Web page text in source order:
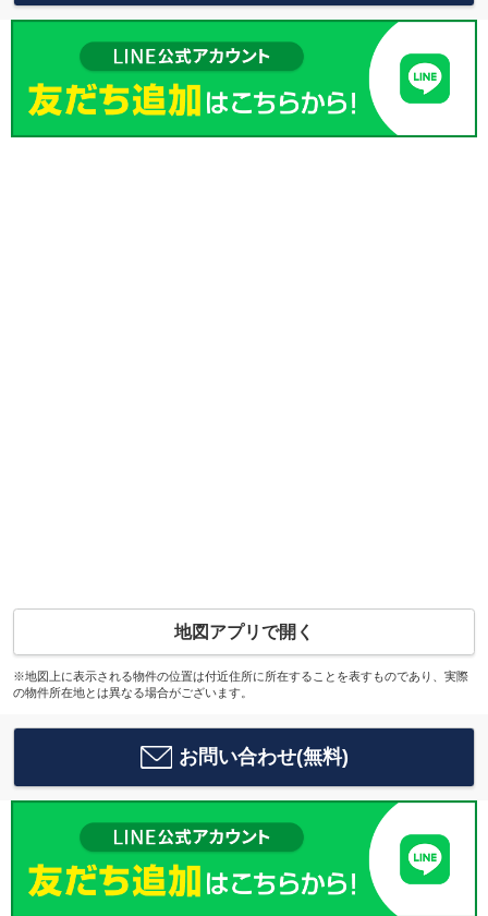
地図アプリで開く
※地図上に表示される物件の位置は付近住所に所在することを表すものであり、実際
の物件所在地とは異なる場合がございます。
お問い合わせ(無料)